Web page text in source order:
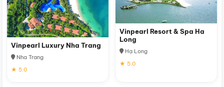
Vinpearl Luxury Nha Trang
Nha Trang
★ 5.0
Vinpearl Resort & Spa Ha
Long
Hạ Long
★ 5.0